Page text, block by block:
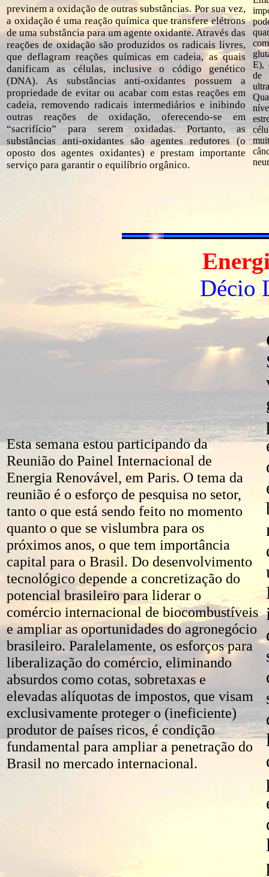
previnem a oxidação de outras substâncias. Por sua vez,
a oxidação é uma reação química que transfere elétrons
de uma substância para um agente oxidante. Através das
reações de oxidação são produzidos os radicais livres,
que deflagram reações químicas em cadeia, as quais
danificam as células, inclusive o código genético
(DNA). As substâncias anti-oxidantes possuem a
propriedade de evitar ou acabar com estas reações em
cadeia, removendo radicais intermediários e inibindo
outras reações de oxidação, oferecendo-se em
“sacrifício” para serem oxidadas. Portanto, as
substâncias anti-oxidantes são agentes redutores (o
oposto dos agentes oxidantes) e prestam importante
serviço para garantir o equilíbrio orgânico.
E),
de
Décio
Esta semana estou participando da
Reunião do Painel Internacional de
Energia Renovável, em Paris. O tema da
reunião é o esforço de pesquisa no setor,
tanto o que está sendo feito no momento
quanto o que se vislumbra para os
próximos anos, o que tem importância
capital para o Brasil. Do desenvolvimento
tecnológico depende a concretização do
potencial brasileiro para liderar o
comércio internacional de biocombustíveis
e ampliar as oportunidades do agronegócio
brasileiro. Paralelamente, os esforços para
liberalização do comércio, eliminando
absurdos como cotas, sobretaxas e
elevadas alíquotas de impostos, que visam
exclusivamente proteger o (ineficiente)
produtor de países ricos, é condição
fundamental para ampliar a penetração do
Brasil no mercado internacional.